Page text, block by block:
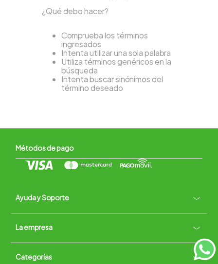
¿Qué debo hacer?
Comprueba los términos
ingresados
Intenta utilizar una sola palabra
Utiliza términos genéricos en la
búsqueda
Intenta buscar sinónimos del
término deseado
Métodos de pago
Ayuda y Soporte +
Contacto vía WhatsApp
Términos y condiciones
La empresa +
Quiénes somos
Categorías +